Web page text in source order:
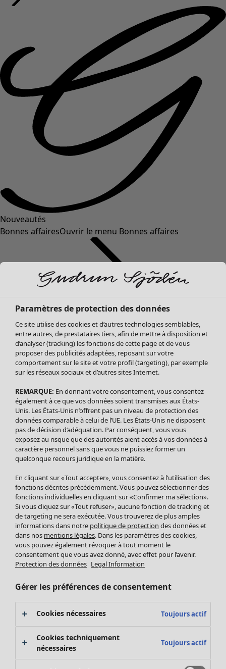
Nouveautés
Bonnes affairesOuvrir le menu Bonnes affaires
Soldes Vêtements
Tous les vêtements
Robes
Tuniques
Blouses
Tops
Gilets
Pantalon
Jupes
Leggings et collants
Accessoires
Chaussures
Vêtements de bain
Basics
Soldes Mobilier
Bonnes affaires déco
Décoration
Textiles
Tapis
Éponge
VêtementsOuvrir le menu Vêtements
Vêtements
Nouveautés
Tous les vêtements
Robes
Tuniques
Pulls
Tops
Pulls en tricot
Pantalons
MaisonOuvrir le menu Maison
Nouveautés
Voir toute la décoration
Coussins
Rideaux
Éponge
Céramique et verre
Paramètres de protection des données
Ce site utilise des cookies et d’autres technologies semblables,
entre autres, de prestataires tiers, afin de mettre à disposition et
d’analyser (tracking) les fonctions de cette page et de vous
proposer des publicités adaptées, reposant sur votre
comportement sur le site et votre profil (targeting), par exemple
sur les réseaux sociaux et d’autres sites Internet.
REMARQUE: En donnant votre consentement, vous consentez
également à ce que vos données soient transmises aux États-
Unis. Les États-Unis n’offrent pas un niveau de protection des
données comparable à celui de l’UE. Les États-Unis ne disposent
pas de décision d’adéquation. Par conséquent, vous vous
exposez au risque que des autorités aient accès à vos données à
caractère personnel sans que vous ne puissiez former un
quelconque recours juridique en la matière.
En cliquant sur «Tout accepter», vous consentez à l’utilisation des
fonctions décrites précédemment. Vous pouvez sélectionner des
fonctions individuelles en cliquant sur «Confirmer ma sélection».
Si vous cliquez sur «Tout refuser», aucune fonction de tracking et
de targeting ne sera exécutée. Vous trouverez de plus amples
informations dans notre politique de protection des données et
dans nos mentions légales. Dans les paramètres des cookies,
vous pouvez également révoquer à tout moment le
consentement que vous avez donné, avec effet pour l’avenir.
Protection des données Legal Information
Gérer les préférences de consentement
Cookies nécessaires Toujours actif
Cookies techniquement
nécessaires
Toujours actif